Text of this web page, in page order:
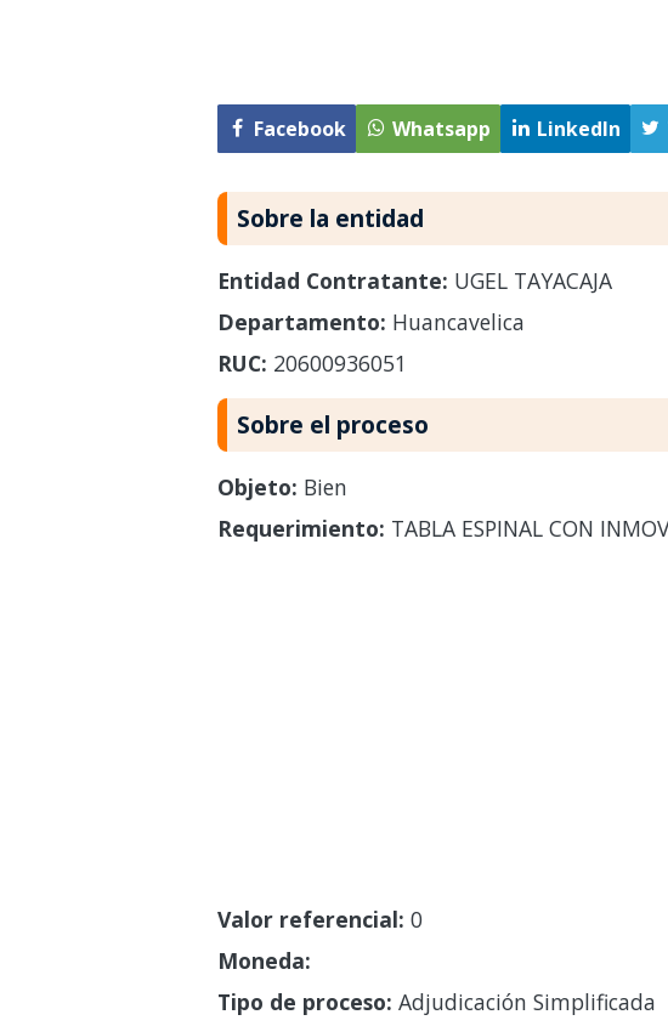
Facebook Whatsapp LinkedIn
Sobre la entidad
Entidad Contratante: UGEL TAYACAJA
Departamento: Huancavelica
RUC: 20600936051
Sobre el proceso
Objeto: Bien
Requerimiento: TABLA ESPINAL CON
Valor referencial: 0
Moneda:
Tipo de proceso: Adjudicación Simplificada